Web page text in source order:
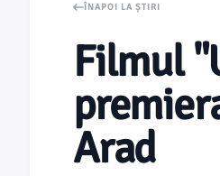
ÎNAPOI LA ȘTIRI
Filmul
Arad